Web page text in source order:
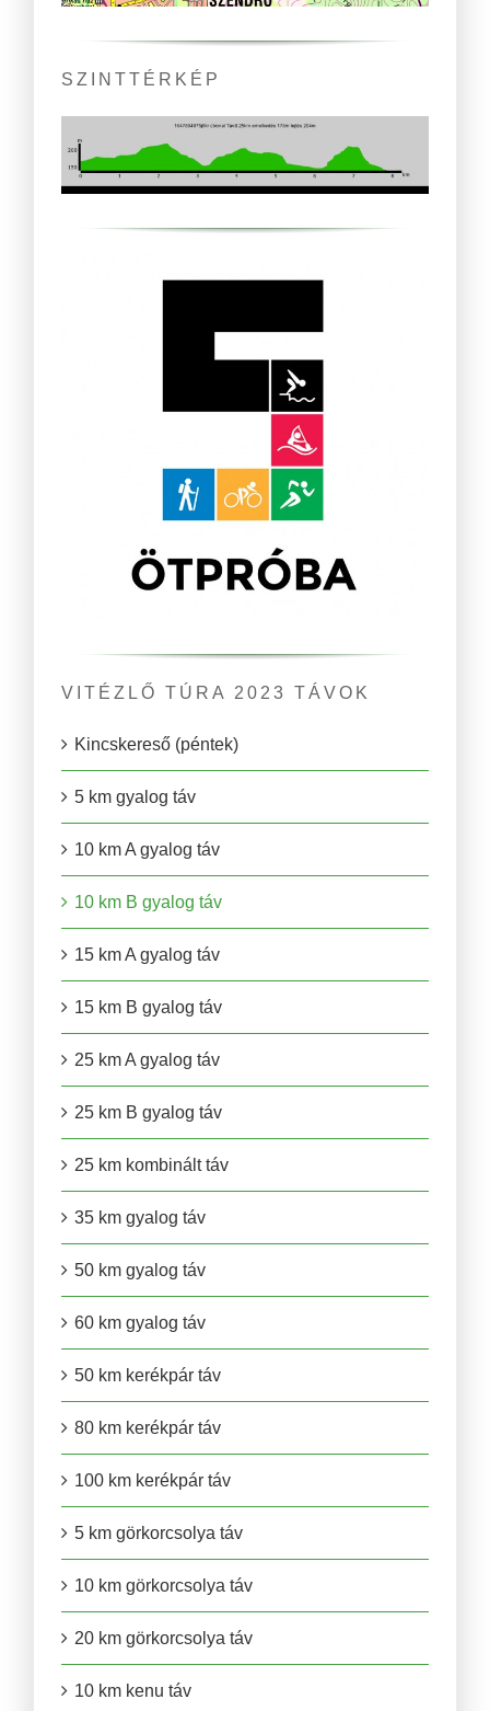
SZINTTÉRKÉP
VITÉZLŐ TÚRA 2023 TÁVOK
Kincskereső (péntek)
5 km gyalog táv
10 km A gyalog táv
10 km B gyalog táv
15 km A gyalog táv
15 km B gyalog táv
25 km A gyalog táv
25 km B gyalog táv
25 km kombinált táv
35 km gyalog táv
50 km gyalog táv
60 km gyalog táv
50 km kerékpár táv
80 km kerékpár táv
100 km kerékpár táv
5 km görkorcsolya táv
10 km görkorcsolya táv
20 km görkorcsolya táv
10 km kenu táv